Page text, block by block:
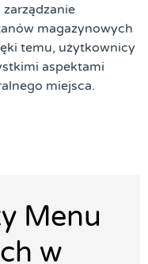
magazynowych
temu, użytkownicy
aspektami
miejsca.
Menu
w